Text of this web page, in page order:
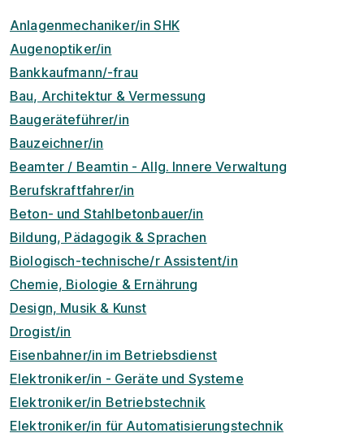
Anlagenmechaniker/in SHK
Augenoptiker/in
Bankkaufmann/-frau
Bau, Architektur & Vermessung
Baugeräteführer/in
Bauzeichner/in
Beamter / Beamtin - Allg. Innere Verwaltung
Berufskraftfahrer/in
Beton- und Stahlbetonbauer/in
Bildung, Pädagogik & Sprachen
Biologisch-technische/r Assistent/in
Chemie, Biologie & Ernährung
Design, Musik & Kunst
Drogist/in
Eisenbahner/in im Betriebsdienst
Elektroniker/in - Geräte und Systeme
Elektroniker/in Betriebstechnik
Elektroniker/in für Automatisierungstechnik